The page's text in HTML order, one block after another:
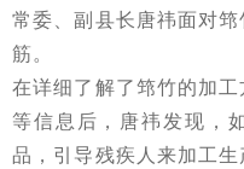
常委、副县长唐祎面对
筋。
在详细了解了筇竹的加
等信息后，唐祎发现，
品，引导残疾人来加工